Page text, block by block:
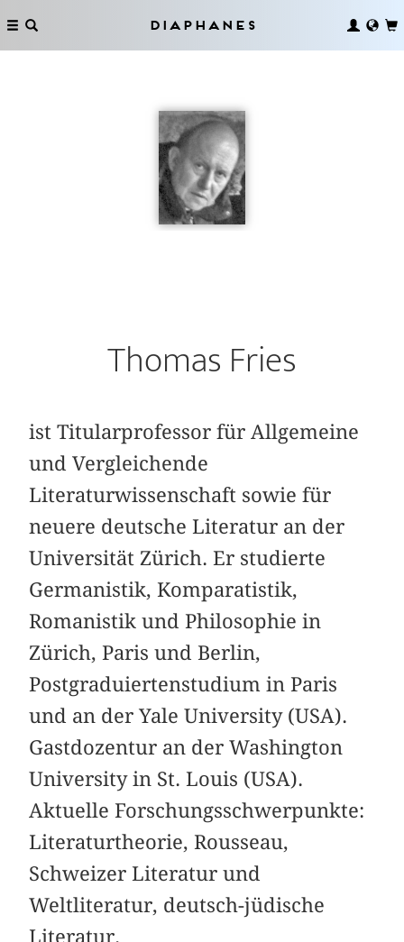
Diaphanes
Thomas Fries
ist Titularprofessor für Allgemeine
und Vergleichende
Literaturwissenschaft sowie für
neuere deutsche Literatur an der
Universität Zürich. Er studierte
Germanistik, Komparatistik,
Romanistik und Philosophie in
Zürich, Paris und Berlin,
Postgraduiertenstudium in Paris
und an der Yale University (USA).
Gastdozentur an der Washington
University in St. Louis (USA).
Aktuelle Forschungsschwerpunkte:
Literaturtheorie, Rousseau,
Schweizer Literatur und
Weltliteratur, deutsch-jüdische
Literatur.